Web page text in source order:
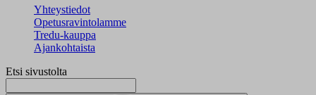
Yhteystiedot
Opetusravintolamme
Tredu-kauppa
Ajankohtaista
Etsi sivustolta